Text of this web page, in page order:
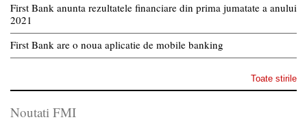
First Bank anunta rezultatele financiare din prima jumatate a anului
2021
First Bank are o noua aplicatie de mobile banking
Toate stirile
Noutati FMI